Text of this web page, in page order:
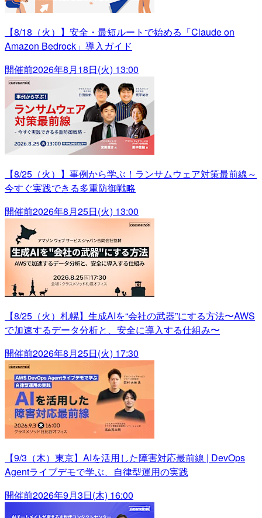
【8/18（火）】安全・最短ルートで始める「Claude on
Amazon Bedrock」導入ガイド
開催前2026年8月18日(火) 13:00
【8/25（火）】事例から学ぶ！ランサムウェア対策最前線～
今すぐ実践できる多重防御戦略
開催前2026年8月25日(火) 13:00
【8/25（火）札幌】生成AIを“会社の武器”にする方法〜AWS
で加速するデータ分析と、安全に導入する仕組み〜
開催前2026年8月25日(火) 17:30
【9/3（木）東京】AIを活用した障害対応最前線 | DevOps
Agentライブデモで学ぶ、自律型運用の実践
開催前2026年9月3日(木) 16:00